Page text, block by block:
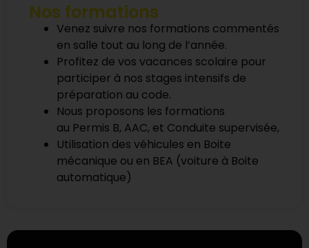
Nos formations
Venez suivre nos formations commentés
en salle tout au long de l’année.
Profitez de vos vacances scolaire pour
participer à nos stages intensifs de
préparation au code.
Nous proposons les formations
au Permis B, AAC, et Conduite supervisée,
Utilisation des véhicules en Boite
mécanique ou en BEA (voiture à Boite
automatique)